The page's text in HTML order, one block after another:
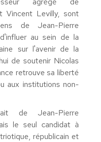
Vincent Levilly, sont
de Jean-Pierre
au sein de la
sur l'avenir de la
de soutenir Nicolas
retrouve sa liberté
aux institutions non-
de Jean-Pierre
le seul candidat à
républicain et